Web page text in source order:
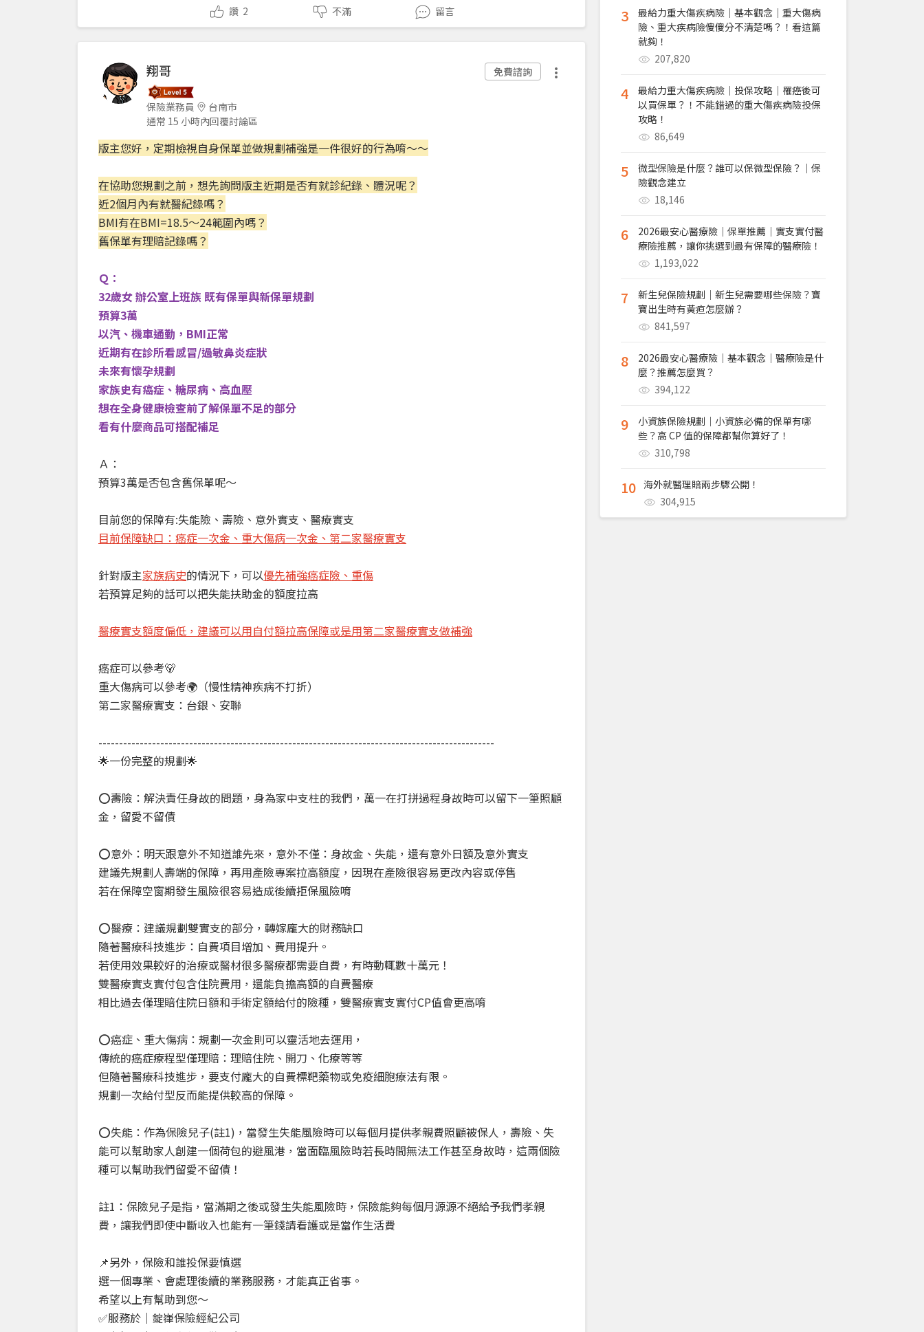
讚 2 不滿 留言
翔哥
保險業務員
台南市
通常 15 小時內回覆討論區
免費諮詢
版主您好，定期檢視自身保單並做規劃補強是一件很好的行為唷～～
在協助您規劃之前，想先詢問版主近期是否有就診紀錄、體況呢？
近2個月內有就醫紀錄嗎？
BMI有在BMI=18.5～24範圍內嗎？
舊保單有理賠記錄嗎？
Ｑ：
32歲女 辦公室上班族 既有保單與新保單規劃
預算3萬
以汽、機車通勤，BMI正常
近期有在診所看感冒/過敏鼻炎症狀
未來有懷孕規劃
家族史有癌症、糖尿病、高血壓
想在全身健康檢查前了解保單不足的部分
看有什麼商品可搭配補足
Ａ：
預算3萬是否包含舊保單呢～
目前您的保障有:失能險、壽險、意外實支、醫療實支
目前保障缺口：癌症一次金、重大傷病一次金、第二家醫療實支
針對版主家族病史的情況下，可以優先補強癌症險、重傷
若預算足夠的話可以把失能扶助金的額度拉高
醫療實支額度偏低，建議可以用自付額拉高保障或是用第二家醫療實支做補強
癌症可以參考🐻
重大傷病可以參考🌍（慢性精神疾病不打折）
第二家醫療實支：台銀、安聯
------------------------------------------------------------------------------------------------
🌟一份完整的規劃🌟
⭕️壽險：解決責任身故的問題，身為家中支柱的我們，萬一在打拼過程身故時可以留下一筆照顧
金，留愛不留債
⭕️意外：明天跟意外不知道誰先來，意外不僅：身故金、失能，還有意外日額及意外實支
建議先規劃人壽端的保障，再用產險專案拉高額度，因現在產險很容易更改內容或停售
若在保障空窗期發生風險很容易造成後續拒保風險唷
⭕️醫療：建議規劃雙實支的部分，轉嫁龐大的財務缺口
隨著醫療科技進步：自費項目增加、費用提升。
若使用效果較好的治療或醫材很多醫療都需要自費，有時動輒數十萬元！
雙醫療實支實付包含住院費用，還能負擔高額的自費醫療
相比過去僅理賠住院日額和手術定額給付的險種，雙醫療實支實付CP值會更高唷
⭕️癌症、重大傷病：規劃一次金則可以靈活地去運用，
傳統的癌症療程型僅理賠：理賠住院、開刀、化療等等
但隨著醫療科技進步，要支付龐大的自費標靶藥物或免疫細胞療法有限。
規劃一次給付型反而能提供較高的保障。
⭕️失能：作為保險兒子(註1)，當發生失能風險時可以每個月提供孝親費照顧被保人，壽險、失
能可以幫助家人創建一個荷包的避風港，當面臨風險時若長時間無法工作甚至身故時，這兩個險
種可以幫助我們留愛不留債！
註1：保險兒子是指，當滿期之後或發生失能風險時，保險能夠每個月源源不絕給予我們孝親
費，讓我們即使中斷收入也能有一筆錢請看護或是當作生活費
📌另外，保險和誰投保要慎選
選一個專業、會處理後續的業務服務，才能真正省事。
希望以上有幫助到您～
✅服務於｜錠嵂保險經紀公司
3
最給力重大傷疾病險｜基本觀念｜重大傷病
險、重大疾病險傻傻分不清楚嗎？！看這篇
就夠！
207,820
4
最給力重大傷疾病險｜投保攻略｜罹癌後可
以買保單？！不能錯過的重大傷疾病險投保
攻略！
86,649
5
微型保險是什麼？誰可以保微型保險？｜保
險觀念建立
18,146
6
2026最安心醫療險｜保單推薦｜實支實付醫
療險推薦，讓你挑選到最有保障的醫療險！
1,193,022
7
新生兒保險規劃｜新生兒需要哪些保險？寶
寶出生時有黃疸怎麼辦？
841,597
8
2026最安心醫療險｜基本觀念｜醫療險是什
麼？推薦怎麼買？
394,122
9
小資族保險規劃｜小資族必備的保單有哪
些？高 CP 值的保障都幫你算好了！
310,798
10 海外就醫理賠兩步驟公開！
304,915